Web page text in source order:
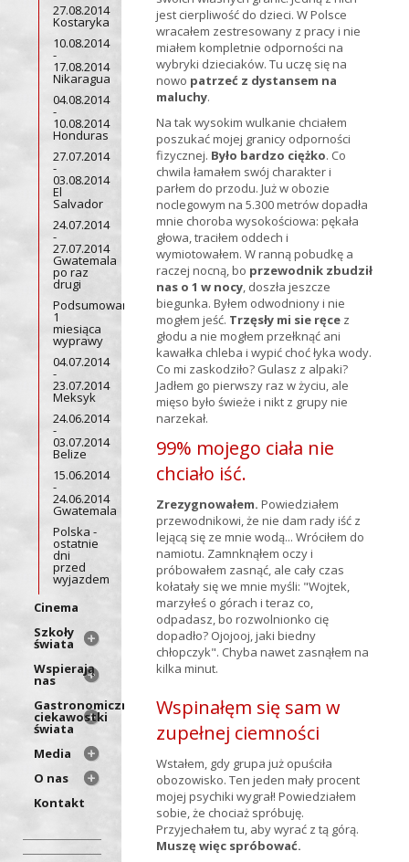
27.08.2014
Kostaryka
10.08.2014
-
17.08.2014
Nikaragua
04.08.2014
-
10.08.2014
Honduras
27.07.2014
-
03.08.2014
El
Salvador
24.07.2014
-
27.07.2014
Gwatemala
po raz
drugi
Podsumowanie
1
miesiąca
wyprawy
04.07.2014
-
23.07.2014
Meksyk
24.06.2014
-
03.07.2014
Belize
15.06.2014
-
24.06.2014
Gwatemala
Polska -
ostatnie
dni
przed
wyjazdem
Cinema
Szkoły
świata
Wspierają
nas
Gastronomiczne
ciekawostki
świata
Media
O nas
Kontakt
jest cierpliwość do dzieci. W Polsce
wracałem zestresowany z pracy i nie
miałem kompletnie odporności na
wybryki dzieciaków. Tu uczę się na
nowo patrzeć z dystansem na
maluchy.
Na tak wysokim wulkanie chciałem
poszukać mojej granicy odporności
fizycznej. Było bardzo ciężko. Co
chwila łamałem swój charakter i
parłem do przodu. Już w obozie
noclegowym na 5.300 metrów dopadła
mnie choroba wysokościowa: pękała
głowa, traciłem oddech i
wymiotowałem. W ranną pobudkę a
raczej nocną, bo przewodnik zbudził
nas o 1 w nocy, doszła jeszcze
biegunka. Byłem odwodniony i nie
mogłem jeść. Trzęsły mi sie ręce z
głodu a nie mogłem przełknąć ani
kawałka chleba i wypić choć łyka wody.
Co mi zaskodziło? Gulasz z alpaki?
Jadłem go pierwszy raz w życiu, ale
mięso było świeże i nikt z grupy nie
narzekał.
99% mojego ciała nie
chciało iść.
Zrezygnowałem. Powiedziałem
przewodnikowi, że nie dam rady iść z
lejącą się ze mnie wodą... Wróciłem do
namiotu. Zamnknąłem oczy i
próbowałem zasnąć, ale cały czas
kołatały się we mnie myśli: "Wojtek,
marzyłeś o górach i teraz co,
odpadasz, bo rozwolnionko cię
dopadło? Ojojooj, jaki biedny
chłopczyk". Chyba nawet zasnąłem na
kilka minut.
Wspinałęm się sam w
zupełnej ciemności
Wstałem, gdy grupa już opuściła
obozowisko. Ten jeden mały procent
mojej psychiki wygrał! Powiedziałem
sobie, że chociaż spróbuję.
Przyjechałem tu, aby wyrać z tą górą.
Muszę więc spróbować.